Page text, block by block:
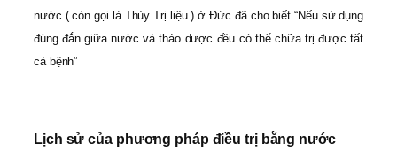
nước ( còn gọi là Thủy Trị liệu ) ở Đức đã cho biết “Nếu sử dụng
đúng đắn giữa nước và thảo dược đều có thể chữa trị được tất
cả bệnh”
Lịch sử của phương pháp điều trị bằng nước